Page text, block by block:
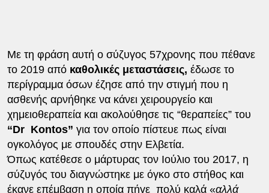
Με τη φράση αυτή ο σύζυγος 57χρονης που πέθανε
το 2019 από καθολικές μεταστάσεις, έδωσε το
περίγραμμα όσων έζησε από την στιγμή που η
ασθενής αρνήθηκε να κάνει χειρουργείο και
χημειοθεραπεία και ακολούθησε τις “θεραπείες” του
“Dr Kontos” για τον οποίο πίστευε πως είναι
ογκολόγος με σπουδές στην Ελβετία.
Όπως κατέθεσε ο μάρτυρας τον Ιούλιο του 2017, η
σύζυγός του διαγνώστηκε με όγκο στο στήθος και
έκανε επέμβαση η οποία πήγε πολύ καλά «αλλά